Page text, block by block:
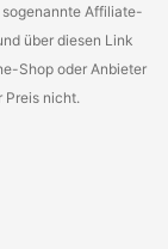
Affiliate-
über diesen Link
Shop oder Anbieter
Preis nicht.